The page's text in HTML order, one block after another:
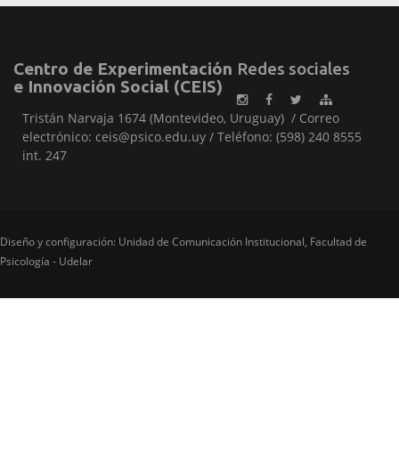
Redes sociales
Centro de Experimentación
e Innovación Social (CEIS)
Tristán Narvaja 1674 (Montevideo, Uruguay) / Correo
electrónico: ceis@psico.edu.uy / Teléfono: (598) 240 8555
int. 247
Diseño y configuración: Unidad de Comunicación Institucional, Facultad de
Psicología - Udelar